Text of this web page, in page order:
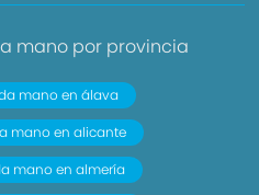
mano por provincia
mano en álava
mano en alicante
mano en almería